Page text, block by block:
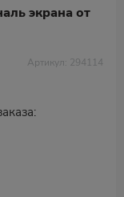
экрана от
Артикул: 294114